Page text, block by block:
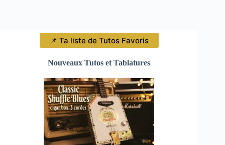
📌 Ta liste de Tutos Favoris
Nouveaux Tutos et Tablatures